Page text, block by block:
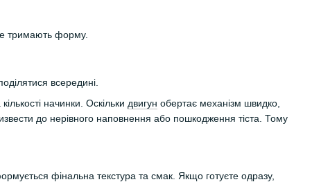
тримають форму.
всередині.
начинки. Оскільки двигун обертає механізм швидко,
до нерівного наповнення або пошкодження тіста. Тому
фінальна текстура та смак. Якщо готуєте одразу,